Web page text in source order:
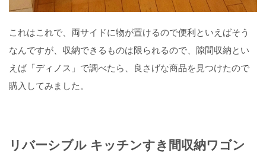
これはこれで、両サイドに物が置けるので便利といえばそう
なんですが、収納できるものは限られるので、隙間収納とい
えば「ディノス」で調べたら、良さげな商品を見つけたので
購入してみました。
リバーシブル キッチンすき間収納ワゴン